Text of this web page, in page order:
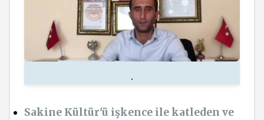
.
Sakine Kültür'ü işkence ile katleden ve